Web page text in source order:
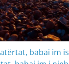
babai im